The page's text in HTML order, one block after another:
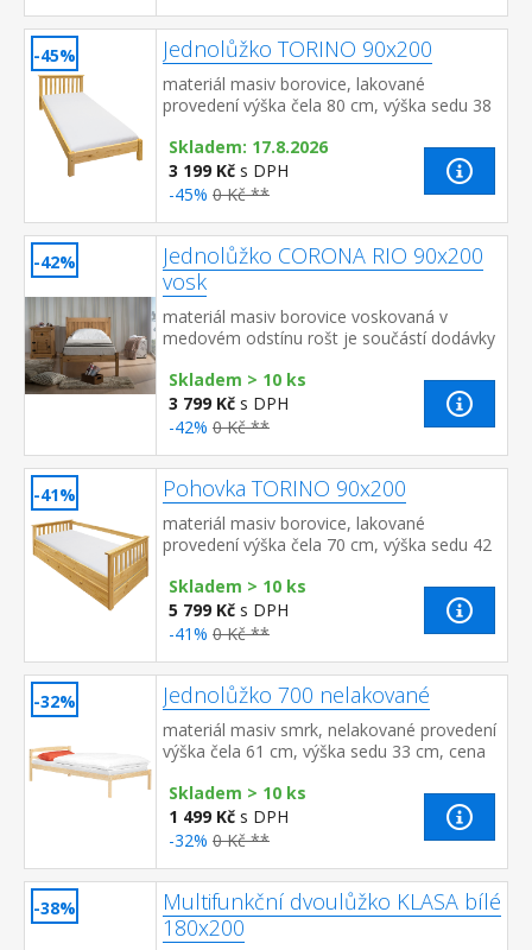
-45% Jednolůžko TORINO 90x200
materiál masiv borovice, lakované
provedení výška čela 80 cm, výška sedu 38
doporučená výška matrace 15 cm dopo...
Skladem: 17.8.2026
3 199 Kč s DPH
-45% 0 Kč **
-42%
Jednolůžko CORONA RIO 90x200
vosk
materiál masiv borovice voskovaná v
medovém odstínu rošt je součástí dodávky
součást sestavy Corona
Skladem > 10 ks
3 799 Kč s DPH
-42% 0 Kč **
-41% Pohovka TORINO 90x200
materiál masiv borovice, lakované
provedení výška čela 70 cm, výška sedu 42
doporučená výška matrace ...
Skladem > 10 ks
5 799 Kč s DPH
-41% 0 Kč **
-32% Jednolůžko 700 nelakované
materiál masiv smrk, nelakované provedení
výška čela 61 cm, výška sedu 33 cm, cena
matrace 90 × 200 cm (M2,...
Skladem > 10 ks
1 499 Kč s DPH
-32% 0 Kč **
-38%
Multifunkční dvoulůžko KLASA bílé
180x200